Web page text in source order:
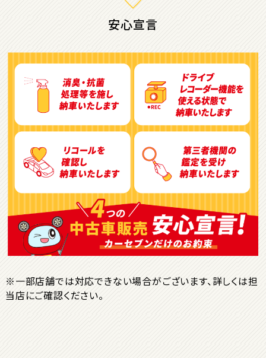
2
アルファード
位
トヨタ
ヴォクシー
ＳＵＶ・クロカン
1位
トヨタ
ヤリスクロス
安心宣言
※一部店舗では対応できない場合がございます、詳しくは担
当店にご確認ください。